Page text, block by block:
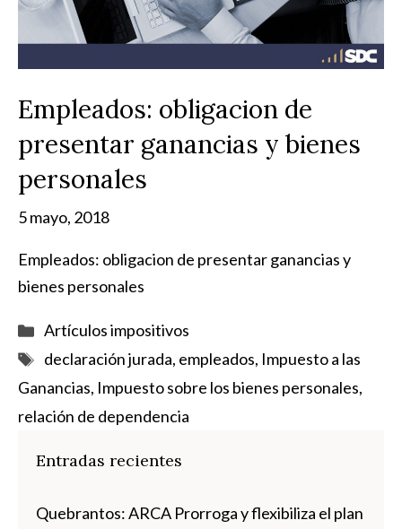
Empleados: obligacion de
presentar ganancias y bienes
personales
5 mayo, 2018
Empleados: obligacion de presentar ganancias y
bienes personales
Categorías
Artículos impositivos
Etiquetas
declaración jurada, empleados, Impuesto a las
Ganancias, Impuesto sobre los bienes personales,
relación de dependencia
Entradas recientes
Quebrantos: ARCA Prorroga y flexibiliza el plan